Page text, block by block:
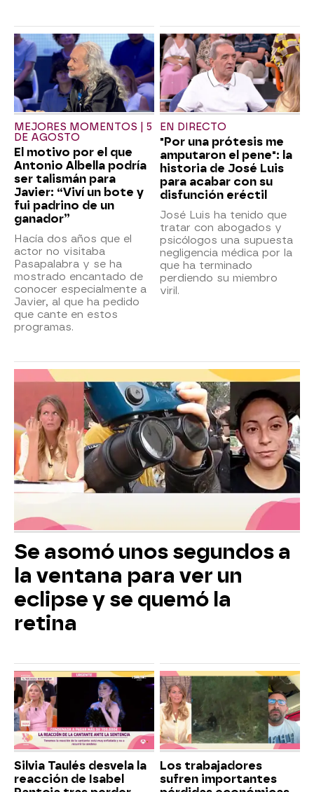
MEJORES MOMENTOS | 5
DE AGOSTO
El motivo por el que
Antonio Albella podría
ser talismán para
Javier: “Viví un bote y
fui padrino de un
ganador”
Hacía dos años que el
actor no visitaba
Pasapalabra y se ha
mostrado encantado de
conocer especialmente a
Javier, al que ha pedido
que cante en estos
programas.
EN DIRECTO
"Por una prótesis me
amputaron el pene": la
historia de José Luis
para acabar con su
disfunción eréctil
José Luis ha tenido que
tratar con abogados y
psicólogos una supuesta
negligencia médica por la
que ha terminado
perdiendo su miembro
viril.
Se asomó unos segundos a
la ventana para ver un
eclipse y se quemó la
retina
Silvia Taulés desvela la
reacción de Isabel
Los trabajadores
sufren importantes